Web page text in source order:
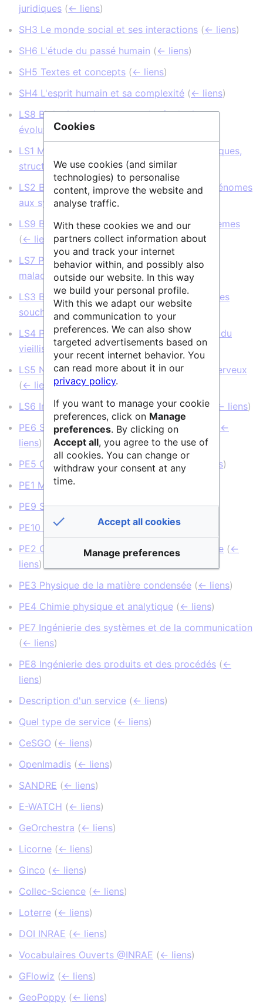
juridiques (← liens)
SH3 Le monde social et ses interactions (← liens)
SH6 L'étude du passé humain (← liens)
SH5 Textes et concepts (← liens)
SH4 L'esprit humain et sa complexité (← liens)
LS8 Biologie environnementale, écologie et
évolution (← liens
LS1 Molécules de la vie : Mécanismes biologiques,
structures et fonctions ← liens)
LS2 Biologie intégrative : des gènes et des génomes
aux systèmes (← liens)
LS9 Biotechnologie et ingénierie des biosystèmes
(← liens )
LS7 Prévention, diagnostic et traitement des
maladies humaines (← liens)
LS3 Biologie cellulaire, développement, cellules
souches et régénération (← liens)
LS4 Physiologie de la santé, de la maladie et du
vieillissement (← liens)
LS5 Neurosciences et troubles du système nerveux
(← liens )
LS6 Immunité, infection et immunothérapie
← liens)
PE6 Sciences informatiques et informatique
←
liens)
PE5 Chimie de synthèse et matériaux
← liens)
PE1 Mathématiques
PE9 Sciences de l'Univers (← liens)
PE10 Sciences du Système Terre (← liens
PE2 Constituants fondamentaux de la matière (←
liens)
PE3 Physique de la matière condensée (← liens)
PE4 Chimie physique et analytique (← liens)
PE7 Ingénierie des systèmes et de la communication
(← liens)
PE8 Ingénierie des produits et des procédés (←
liens)
Description d'un service (← liens)
Quel type de service (← liens)
CeSGO (← liens)
OpenImadis (← liens)
SANDRE (← liens)
E-WATCH (← liens)
GeOrchestra (← liens)
Licorne (← liens)
Ginco (← liens)
Collec-Science (← liens)
Loterre (← liens)
DOI INRAE (← liens)
Vocabulaires Ouverts @INRAE (← liens)
GFlowiz (← liens)
GeoPoppy (← liens)
Cookies
We use cookies (and similar
technologies) to personalise
content, improve the website and
analyse traffic.
With these cookies we and our
partners collect information about
you and track your internet
behavior within, and possibly also
outside our website. In this way
we build your personal profile.
With this we adapt our website
and communication to your
preferences. We can also show
targeted advertisements based on
your recent internet behavior. You
can read more about it in our
privacy policy.
If you want to manage your cookie
preferences, click on Manage
preferences. By clicking on
Accept all, you agree to the use of
all cookies. You can change or
withdraw your consent at any
time.
Accept all cookies
Manage preferences